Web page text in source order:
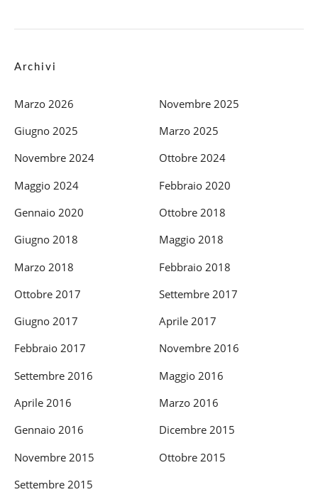
Archivi
Marzo 2026
Novembre 2025
Giugno 2025
Marzo 2025
Novembre 2024
Ottobre 2024
Maggio 2024
Febbraio 2020
Gennaio 2020
Ottobre 2018
Giugno 2018
Maggio 2018
Marzo 2018
Febbraio 2018
Ottobre 2017
Settembre 2017
Giugno 2017
Aprile 2017
Febbraio 2017
Novembre 2016
Settembre 2016
Maggio 2016
Aprile 2016
Marzo 2016
Gennaio 2016
Dicembre 2015
Novembre 2015
Ottobre 2015
Settembre 2015